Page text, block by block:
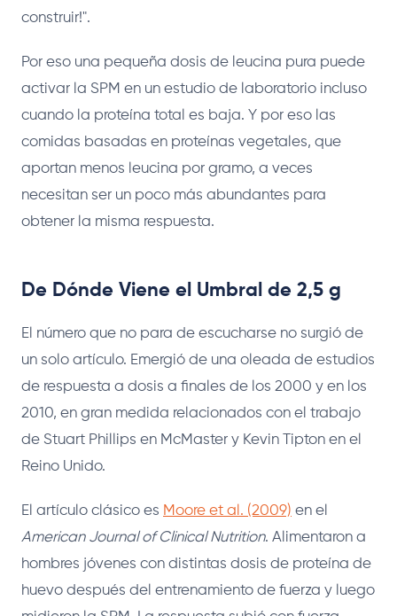
construir!".
Por eso una pequeña dosis de leucina pura puede
activar la SPM en un estudio de laboratorio incluso
cuando la proteína total es baja. Y por eso las
comidas basadas en proteínas vegetales, que
aportan menos leucina por gramo, a veces
necesitan ser un poco más abundantes para
obtener la misma respuesta.
De Dónde Viene el Umbral de 2,5 g
El número que no para de escucharse no surgió de
un solo artículo. Emergió de una oleada de estudios
de respuesta a dosis a finales de los 2000 y en los
2010, en gran medida relacionados con el trabajo
de Stuart Phillips en McMaster y Kevin Tipton en el
Reino Unido.
El artículo clásico es Moore et al. (2009) en el
American Journal of Clinical Nutrition. Alimentaron a
hombres jóvenes con distintas dosis de proteína de
huevo después del entrenamiento de fuerza y luego